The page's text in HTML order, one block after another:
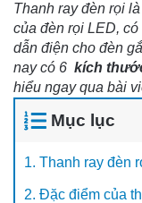
Thanh ray đèn rọi
của đèn rọi LED,
dẫn điện cho đèn
nay có 6 kích
hiểu ngay qua bài
Mục lục
1. Thanh ray đèn
2. Đặc điểm của